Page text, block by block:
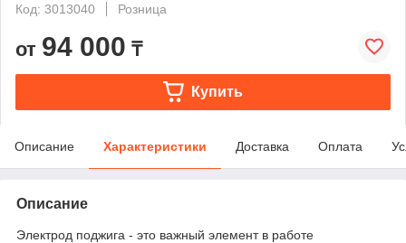
Код: 3013040
Розница
от 94 000 ₸
Купить
Описание Характеристики Доставка Оплата
Описание
Электрод поджига - это важный элемент в работе